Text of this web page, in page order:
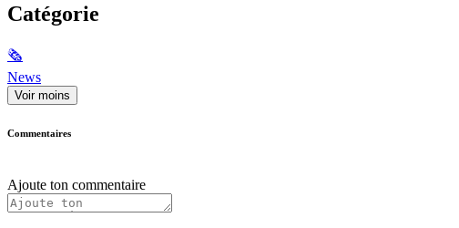
Catégorie
🗞
News
Voir moins
Commentaires
Ajoute ton commentaire